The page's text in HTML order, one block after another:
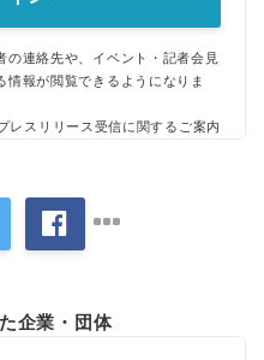
の連絡先や、イベント・記者会見
報が閲覧できるようになりま
レスリリース受信に関するご案内
企業・団体